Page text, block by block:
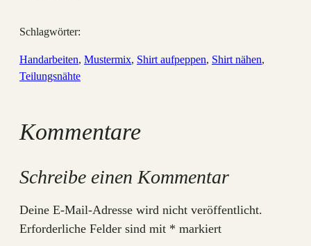
Schlagwörter:
Handarbeiten, Mustermix, Shirt aufpeppen, Shirt nähen
Teilungsnähte
Kommentare
Schreibe einen Kommentar
Deine E-Mail-Adresse wird nicht veröffentlicht.
Erforderliche Felder sind mit * markiert